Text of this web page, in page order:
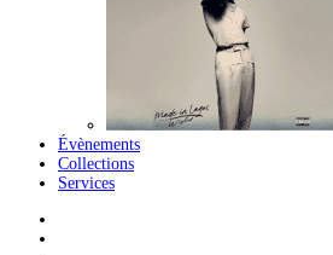
Évènements
Collections
Services